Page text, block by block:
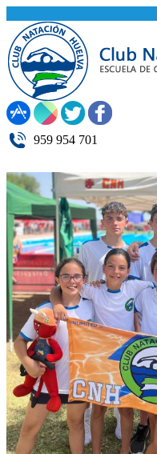
959 954 701